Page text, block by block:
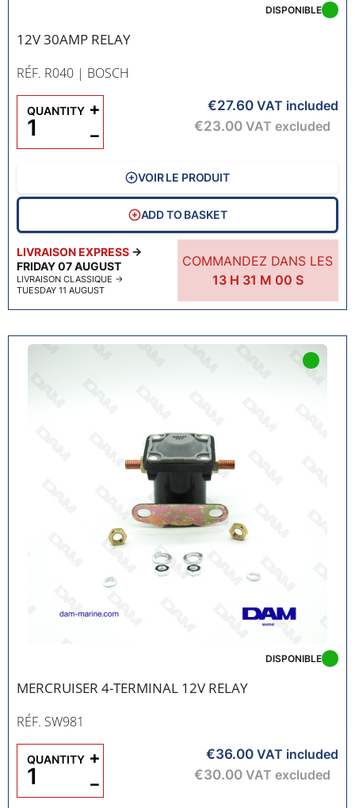
12V 30AMP RELAY
RÉF. R040 | BOSCH
LIVRAISON EXPRESS →
FRIDAY 07 AUGUST
LIVRAISON CLASSIQUE →
TUESDAY 11 AUGUST
COMMANDEZ DANS LES
13H 30 M59 S
DISPONIBLE
€27.60 VAT included
€23.00 VAT excluded
QUANTITY
−
+
VOIR LE PRODUIT
ADD TO BASKET
MERCRUISER 4-TERMINAL 12V RELAY
RÉF. SW981
DISPONIBLE
€36.00 VAT included
€30.00 VAT excluded
QUANTITY
−
+